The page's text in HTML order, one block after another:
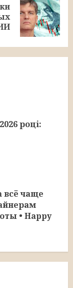
році:
всё чаще
• Happy